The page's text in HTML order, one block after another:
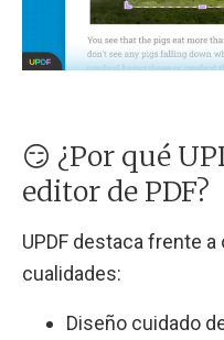
😏 ¿Por qué
editor de PDF?
UPDF destaca frente
cualidades:
Diseño cuidado